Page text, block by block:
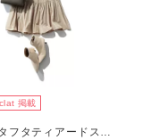
掲載
メモリータフタティアードスカート